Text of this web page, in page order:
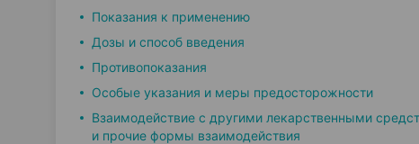
Показания к применению
Дозы и способ введения
Противопоказания
Особые указания и меры предосторожности
Взаимодействие с другими лекарственными
и прочие формы взаимодействия